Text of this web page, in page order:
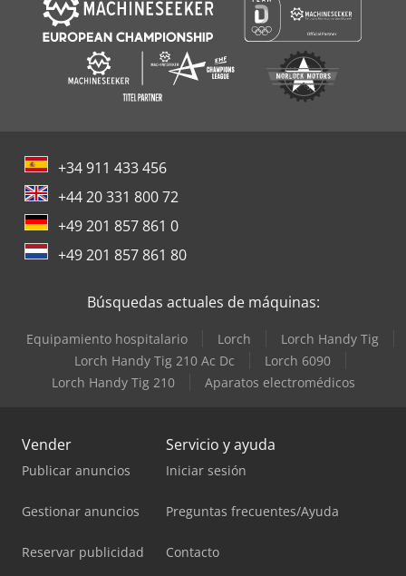
+34 911 433 456
+44 20 331 800 72
+49 201 857 861 0
+49 201 857 861 80
Búsquedas actuales de máquinas:
Equipamiento hospitalario Lorch
Lorch Handy Tig
Lorch Handy Tig 210 Ac Dc
Lorch 6090
Lorch Handy Tig 210
Aparatos electromédicos
Vender
Publicar anuncios
Gestionar anuncios
Reservar publicidad
Servicio y ayuda
Iniciar sesión
Preguntas frecuentes/Ayuda
Contacto